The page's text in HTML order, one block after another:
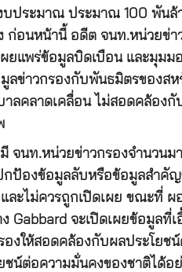
บประมาณ ประมาณ 100 พันล้
ก่อนหน้านี้ อดีต จนท.หน่วยข่า
ยแพร่ข้อมูลบิดเบือน และมุมม
ลข่าวกรองกับพันธมิตรของส
ลคลาดเคลื่อน ไม่สอดคล้องกั
จนท.หน่วยข่าวกรองจำนวนม
กป้องข้อมูลลับหรือข้อมูลสำคัญ
ะไม่ควรถูกเปิดเผย ขณะที่ ผ
Gabbard จะเปิดเผยข้อมูลที่เ
งให้สอดคล้องกับผลประโยชน์
ชน์ต่อความมั่นคงของชาติได้อ